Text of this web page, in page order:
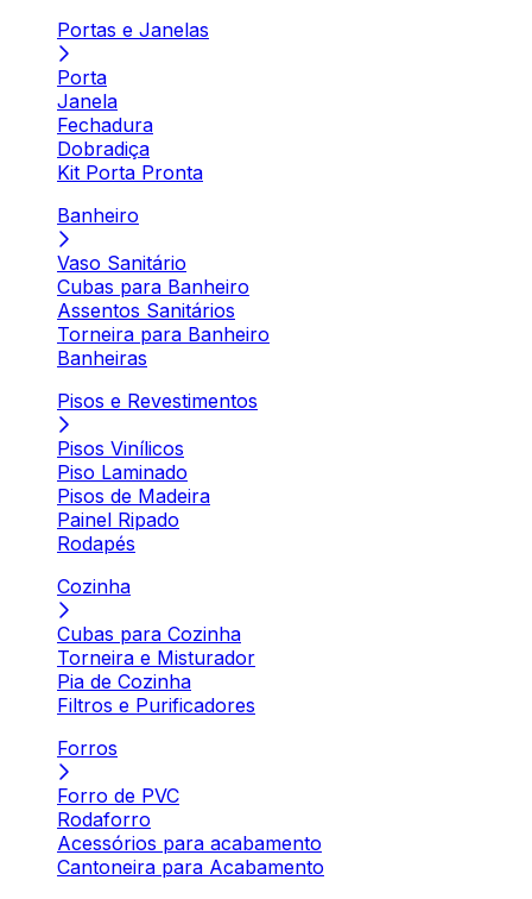
Portas e Janelas
Porta
Janela
Fechadura
Dobradiça
Kit Porta Pronta
Banheiro
Vaso Sanitário
Cubas para Banheiro
Assentos Sanitários
Torneira para Banheiro
Banheiras
Pisos e Revestimentos
Pisos Vinílicos
Piso Laminado
Pisos de Madeira
Painel Ripado
Rodapés
Cozinha
Cubas para Cozinha
Torneira e Misturador
Pia de Cozinha
Filtros e Purificadores
Forros
Forro de PVC
Rodaforro
Acessórios para acabamento
Cantoneira para Acabamento